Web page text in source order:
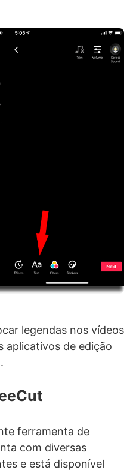
legendas nos vídeos
aplicativos de edição
ferramenta de
com diversas
e está disponível